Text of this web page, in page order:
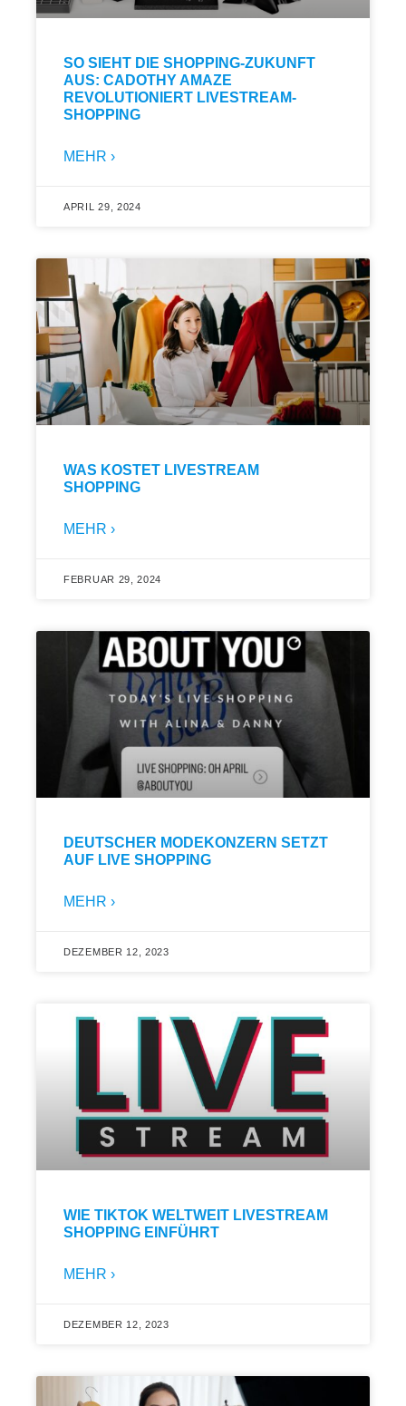
SO SIEHT DIE SHOPPING-ZUKUNFT
AUS: CADOTHY AMAZE
REVOLUTIONIERT LIVESTREAM-
SHOPPING
MEHR ›
APRIL 29, 2024
WAS KOSTET LIVESTREAM
SHOPPING
MEHR ›
FEBRUAR 29, 2024
DEUTSCHER MODEKONZERN SETZT
AUF LIVE SHOPPING
MEHR ›
DEZEMBER 12, 2023
WIE TIKTOK WELTWEIT LIVESTREAM
SHOPPING EINFÜHRT
MEHR ›
DEZEMBER 12, 2023